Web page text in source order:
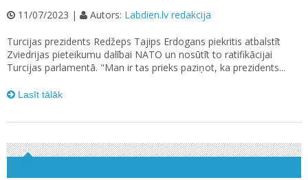
11/07/2023 | Autors: Labdien.lv redakcija
Turcijas prezidents Redžeps Tajips Erdogans piekritis atbalstīt
Zviedrijas pieteikumu dalībai NATO un nosūtīt to ratifikācijai
Turcijas parlamentā. "Man ir tas prieks paziņot, ka prezidents...
Lasīt tālāk